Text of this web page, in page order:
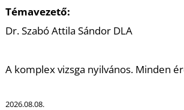
Témavezető:
Dr. Szabó Attila Sándor DLA
A komplex vizsga nyilvános. Minden
2026.08.08.